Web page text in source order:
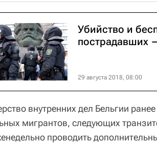
Убийство и
пострадавших
29 августа 2018, 08:00
внутренних дел Бельгии
мигрантов, следующих
проводить